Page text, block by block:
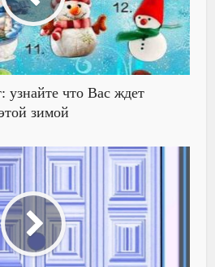
узнайте что Вас ждет
зимой